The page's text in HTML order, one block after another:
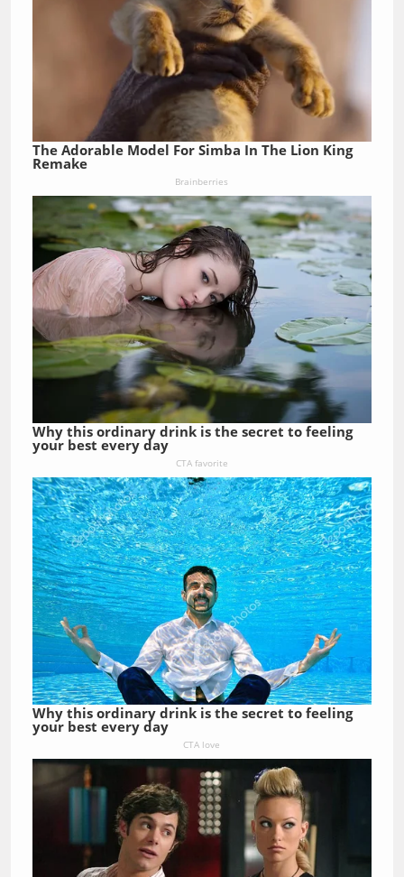
The Adorable Model For Simba In The Lion King
Remake
Brainberries
Why this ordinary drink is the secret to feeling
your best every day
CTA favorite
Why this ordinary drink is the secret to feeling
your best every day
CTA love